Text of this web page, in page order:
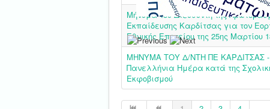
Μήνυμα του Διευθυντή της
Εκπαίδευσης Καρδίτσας για τον
Εθνικής Επετείου της 25ης Μαρτίου
ΜΗΝΥΜΑ ΤΟΥ Δ/ΝΤΗ ΠΕ ΚΑΡΔΙΤΣΑΣ -
Πανελλήνια Ημέρα κατά της
Εκφοβισμού